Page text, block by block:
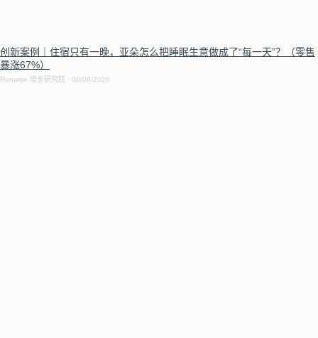
创新案例｜住宿只有一晚，亚朵怎么把睡眠生意做成了“每一天”？（零售
暴涨67%）
Runwise 增长研究院 08/08/2026